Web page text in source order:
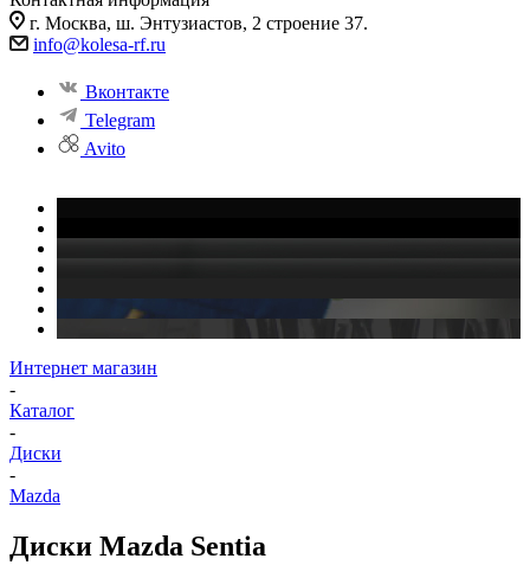
г. Москва, ш. Энтузиастов, 2 строение 37.
info@kolesa-rf.ru
Вконтакте
Telegram
Avito
Интернет магазин
-
Каталог
-
Диски
-
Mazda
Диски Mazda Sentia